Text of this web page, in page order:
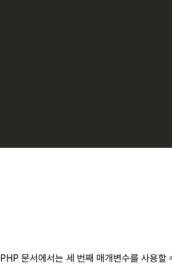
문서에서는 세 번째 매개변수를 사용할